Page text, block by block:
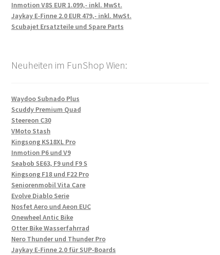
Inmotion V8S EUR 1.099,- inkl. MwSt.
Jaykay E-Finne 2.0 EUR 479,- inkl. MwSt.
Scubajet Ersatzteile und Spare Parts
Neuheiten im FunShop Wien:
Waydoo Subnado Plus
Scuddy Premium Quad
Steereon C30
VMoto Stash
Kingsong KS18XL Pro
Inmotion P6 und V9
Seabob SE63, F9 und F9 S
Kingsong F18 und F22 Pro
Seniorenmobil Vita Care
Evolve Diablo Serie
Nosfet Aero und Aeon EUC
Onewheel Antic Bike
Otter Bike Wasserfahrrad
Nero Thunder und Thunder Pro
Jaykay E-Finne 2.0 für SUP-Boards